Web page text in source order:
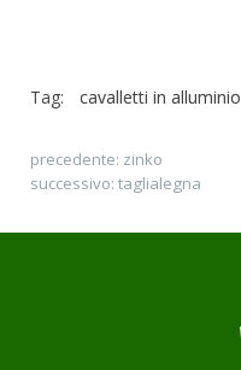
Tag: cavalletti in alluminio
precedente: zinko
successivo: taglialegna